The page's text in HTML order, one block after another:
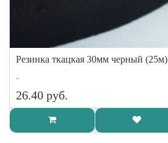
Резинка ткацкая 30мм черный (25м)
..
26.40 руб.